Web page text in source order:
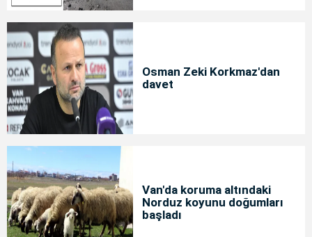
Osman Zeki Korkmaz'dan
davet
Van'da koruma altındaki
Norduz koyunu doğumları
başladı